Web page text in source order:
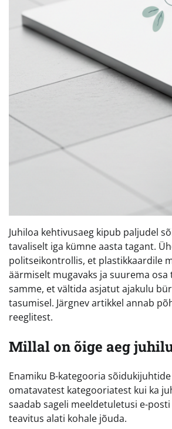
Juhiloa kehtivusaeg kipub paljudel
tavaliselt iga kümne aasta tagant.
politseikontrollis, et plastikkaardile
äärmiselt mugavaks ja suurema
samme, et vältida asjatut ajakulu
tasumisel. Järgnev artikkel annab
reeglitest.
Millal on õige aeg
Enamiku B-kategooria
omatavatest kategooriatest kui ka
saadab sageli meeldetuletusi e-
teavitus alati kohale jõuda.